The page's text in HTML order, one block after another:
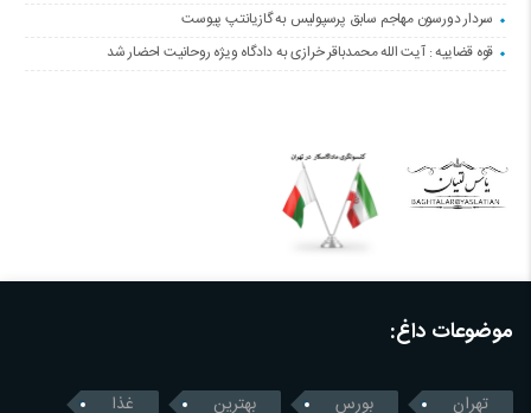
سردار دورسون مهاجم سابق پرسپولیس به گازیانتپ پیوست
قوه قضاییه : آیت الله محمدباقر خرازی به دادگاه ویژه روحانیت احضار شد
موضوعات داغ:
تهران بورس بهترین غذا